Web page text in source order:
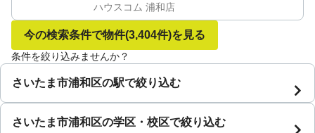
ハウスコム 浦和店
今の検索条件で物件(3,404件)を見る
条件を絞り込みませんか？
さいたま市浦和区の駅で絞り込む
さいたま市浦和区の学区・校区で絞り込む